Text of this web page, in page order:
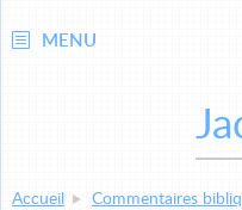
MENU
Accueil Commentaires